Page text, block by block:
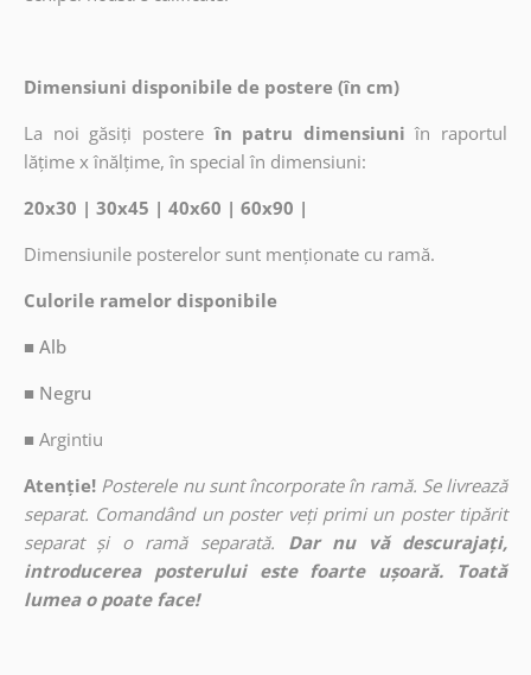
Dimensiuni disponibile de postere (în cm)
La noi găsiți postere în patru dimensiuni în raportul
lățime x înălțime, în special în dimensiuni:
20x30 | 30x45 | 40x60 | 60x90 |
Dimensiunile posterelor sunt menționate cu ramă.
Culorile ramelor disponibile
■ Alb
■ Negru
■ Argintiu
Atenție! Posterele nu sunt încorporate în ramă. Se livrează
separat. Comandând un poster veți primi un poster tipărit
separat și o ramă separată.
Dar nu vă descurajați,
introducerea posterului este foarte ușoară. Toată
lumea o poate face!